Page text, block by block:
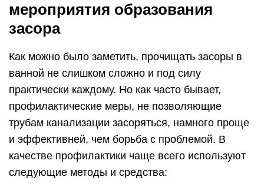
мероприятия образования
засора
Как можно было заметить, прочищать засоры в
ванной не слишком сложно и под силу
практически каждому. Но как часто бывает,
профилактические меры, не позволяющие
трубам канализации засоряться, намного проще
и эффективней, чем борьба с проблемой. В
качестве профилактики чаще всего используют
следующие методы и средства: